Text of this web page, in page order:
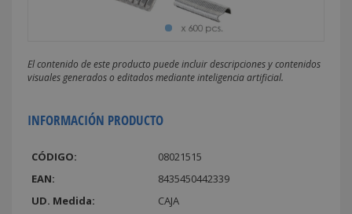
El contenido de este producto puede incluir descripciones y contenidos
visuales generados o editados mediante inteligencia artificial.
INFORMACIÓN PRODUCTO
CÓDIGO:
08021515
EAN:
8435450442339
UD. Medida:
CAJA